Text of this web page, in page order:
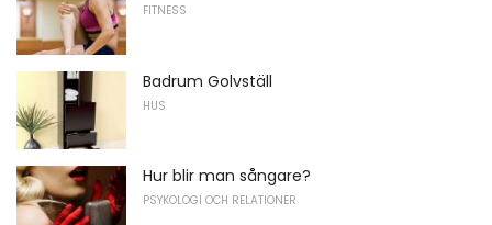
FITNESS
Badrum Golvställ
HUS
Hur blir man sångare?
PSYKOLOGI OCH RELATIONER